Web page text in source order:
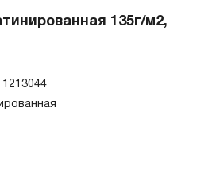
135г/м2,
1213044